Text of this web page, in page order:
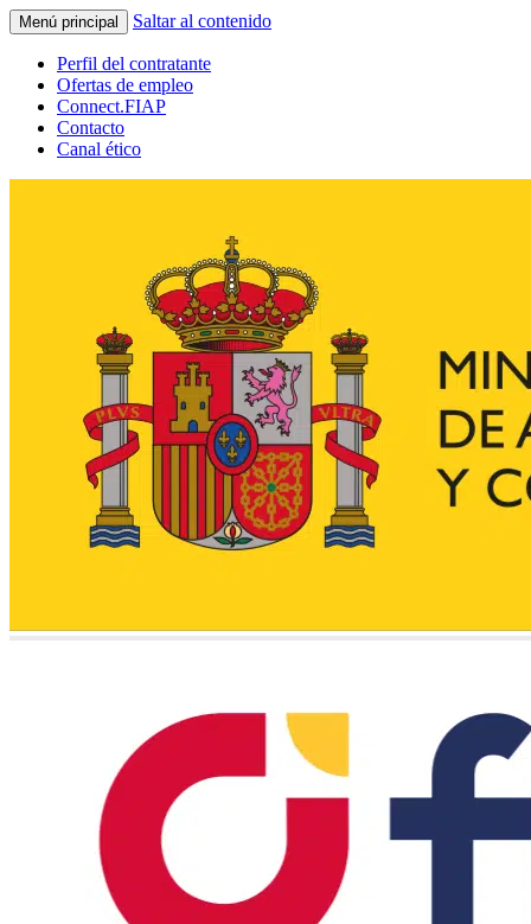
Menú principal Saltar al contenido
Perfil del contratante
Ofertas de empleo
Connect.FIAP
Contacto
Canal ético